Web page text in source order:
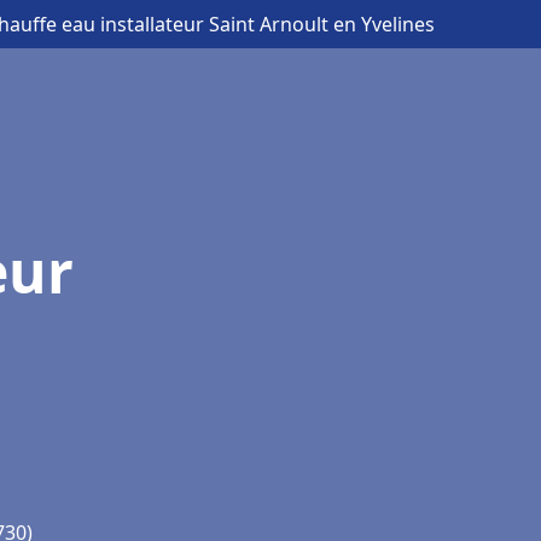
eau installateur Saint Arnoult en Yvelines